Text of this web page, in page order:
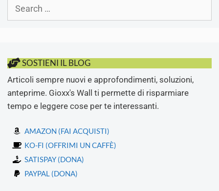
SOSTIENI IL BLOG
Articoli sempre nuovi e approfondimenti, soluzioni,
anteprime. Gioxx's Wall ti permette di risparmiare
tempo e leggere cose per te interessanti.
AMAZON (FAI ACQUISTI)
KO-FI (OFFRIMI UN CAFFÈ)
SATISPAY (DONA)
PAYPAL (DONA)